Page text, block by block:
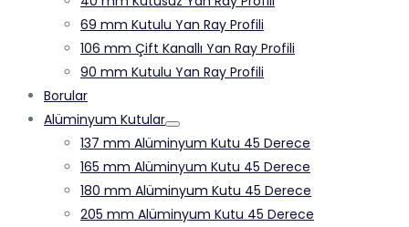
69 mm Kutulu Yan Ray Profili
106 mm Çift Kanallı Yan Ray Profili
90 mm Kutulu Yan Ray Profili
Borular
Alüminyum Kutular
137 mm Alüminyum Kutu 45 Derece
165 mm Alüminyum Kutu 45 Derece
180 mm Alüminyum Kutu 45 Derece
205 mm Alüminyum Kutu 45 Derece